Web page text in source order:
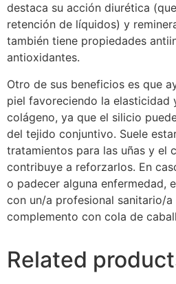
destaca su acción diurética
retención de líquidos) y
también tiene propiedades
antioxidantes.
Otro de sus beneficios es que
piel favoreciendo la elasticidad
colágeno, ya que el silicio
del tejido conjuntivo. Suele
tratamientos para las uñas y el
contribuye a reforzarlos. En
o padecer alguna enfermedad,
con un/a profesional sanitario/
complemento con cola de
Related